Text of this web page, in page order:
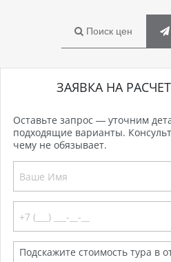
Поиск цен
ЗАЯВКА НА
Оставьте запрос — уточним
подходящие варианты.
чему не обязывает.